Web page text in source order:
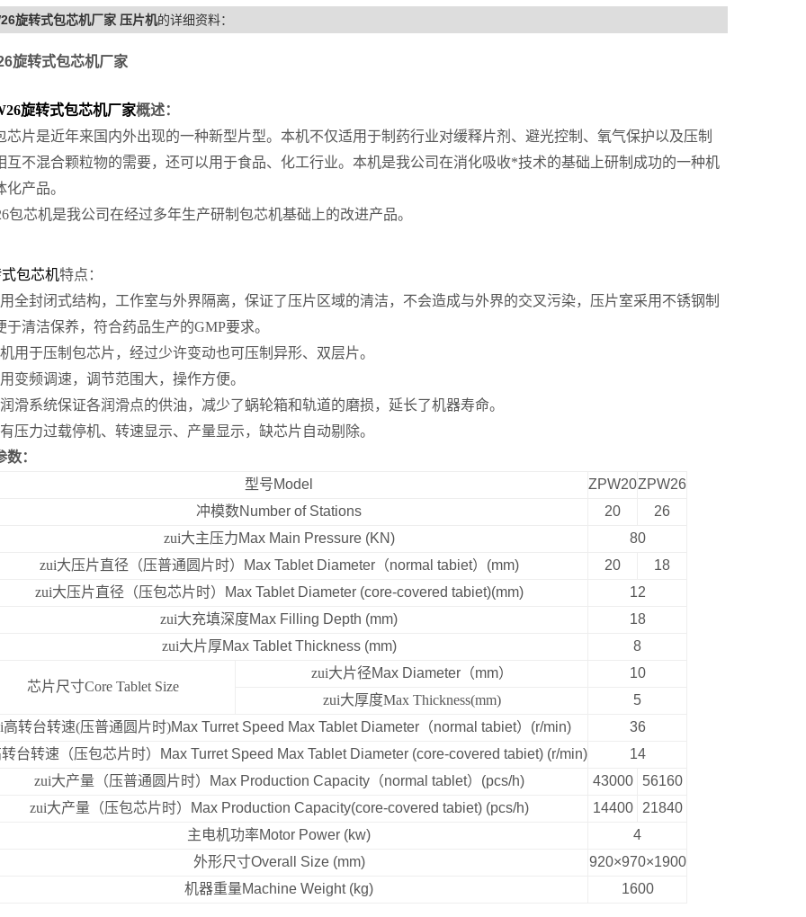
旋转式包芯机厂家 压片机的详细资料：
旋转式包芯机厂家
旋转式包芯机厂家概述：
是近年来国内外出现的一种新型片型。本机不仅适用于制药行业对缓释片剂、避光控制、氧气保护以及压制
互不混合颗粒物的需要，还可以用于食品、化工行业。本机是我公司在消化吸收*技术的基础上研制成功的一种机
化产品。
包芯机是我公司在经过多年生产研制包芯机基础上的改进产品。
包芯机特点：
全封闭式结构，工作室与外界隔离，保证了压片区域的清洁，不会造成与外界的交叉污染，压片室采用不锈钢制
于清洁保养，符合药品生产的GMP要求。
用于压制包芯片，经过少许变动也可压制异形、双层片。
变频调速，调节范围大，操作方便。
滑系统保证各润滑点的供油，减少了蜗轮箱和轨道的磨损，延长了机器寿命。
压力过载停机、转速显示、产量显示，缺芯片自动剔除。
：
型号Model ZPW20ZPW26
冲模数Number of Stations 20
26
zui大主压力Max Main Pressure (KN)
80
zui大压片直径（压普通圆片时）
Max Tablet Diameter（normal tabiet） (mm) 20
18
zui大压片直径（压包芯片时）
Max Tablet Diameter (core-covered tabiet)(mm)
12
zui大充填深度Max Filling Depth (mm)
18
zui大片厚Max Tablet Thickness (mm) 8
芯片尺寸Core Tablet Size
zui大片径Max Diameter（mm）
10
zui大厚度Max Thickness(mm)
5
高转台转速(压普通圆片时)Max Turret Speed Max Tablet Diameter （normal tabiet） (r/min)
36
台转速（压包芯片时）
Max Turret Speed Max Tablet Diameter (core-covered tabiet) (r/min)
14
zui大产量（压普通圆片时）
Max Production Capacity（normal tablet） (pcs/h) 43000
56160
zui大产量（压包芯片时）
Max Production Capacity(core-covered tabiet) (pcs/h) 14400
21840
主电机功率Motor Power (kw)
4
外形尺寸Overall Size (mm)
920×970×1900
机器重量Machine Weight (kg) 1600